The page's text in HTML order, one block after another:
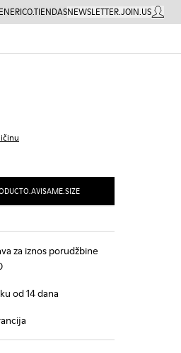
NEWSLETTER.JOIN.USMOJ
za iznos porudžbine
od 14 dana